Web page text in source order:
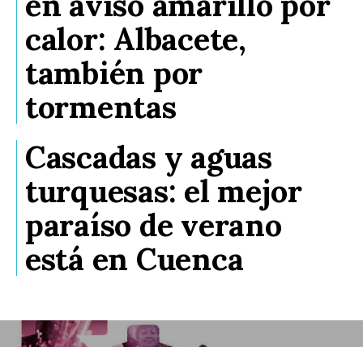
calor: Albacete,
también por
tormentas
Cascadas y aguas
turquesas: el mejor
paraíso de verano
está en Cuenca